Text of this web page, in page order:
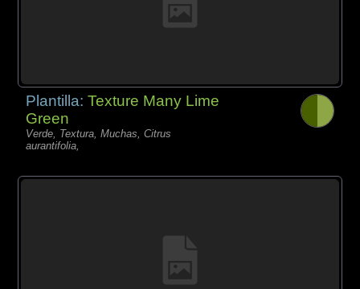
Plantilla:Texture Many Lime
Green
Verde, Textura, Muchas, Citrus
aurantifolia,